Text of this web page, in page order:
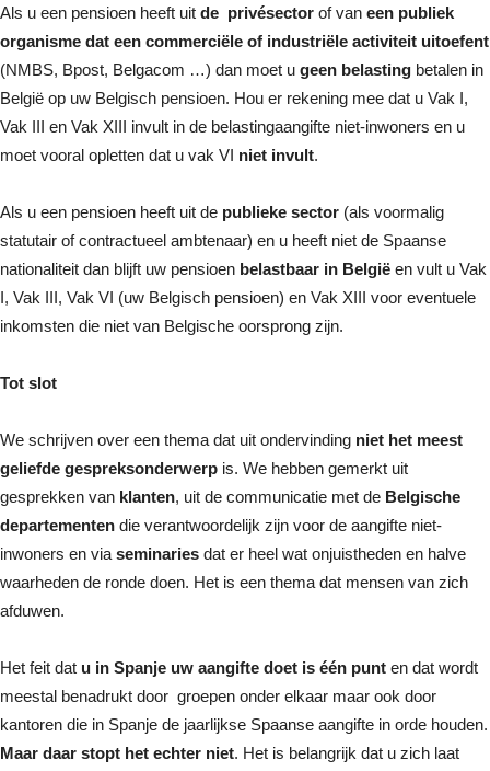
Als u een pensioen heeft uit de privésector of van een publiek
organisme dat een commerciële of industriële activiteit uitoefent
(NMBS, Bpost, Belgacom …) dan moet u geen belasting betalen in
België op uw Belgisch pensioen. Hou er rekening mee dat u Vak I,
Vak III en Vak XIII invult in de belastingaangifte niet-inwoners en u
moet vooral opletten dat u vak VI niet invult.
Als u een pensioen heeft uit de publieke sector (als voormalig
statutair of contractueel ambtenaar) en u heeft niet de Spaanse
nationaliteit dan blijft uw pensioen belastbaar in België en vult u Vak
I, Vak III, Vak VI (uw Belgisch pensioen) en Vak XIII voor eventuele
inkomsten die niet van Belgische oorsprong zijn.
Tot slot
We schrijven over een thema dat uit ondervinding niet het meest
geliefde gespreksonderwerp is. We hebben gemerkt uit
gesprekken van klanten, uit de communicatie met de Belgische
departementen die verantwoordelijk zijn voor de aangifte niet-
inwoners en via seminaries dat er heel wat onjuistheden en halve
waarheden de ronde doen. Het is een thema dat mensen van zich
afduwen.
Het feit dat u in Spanje uw aangifte doet is één punt en dat wordt
meestal benadrukt door groepen onder elkaar maar ook door
kantoren die in Spanje de jaarlijkse Spaanse aangifte in orde houden.
Maar daar stopt het echter niet. Het is belangrijk dat u zich laat